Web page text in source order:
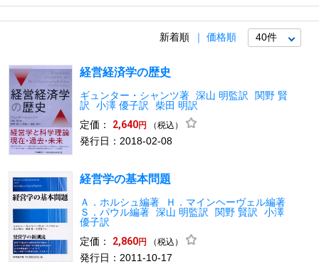
新着順 価格順
経営経済学の歴史
ギュンター・シャンツ著 深山 明監訳
関野 賢
訳
小澤 優子訳
柴田 明訳
定価：
2,640円 （税込）
発行日：2018-02-08
経営学の基本問題
Ａ．ホルシュ編著
Ｈ．マインヘーヴェル編著
Ｓ．パウル編著 深山 明監訳 関野 賢訳
小澤
優子訳
定価：
2,860円 （税込）
発行日：2011-10-17